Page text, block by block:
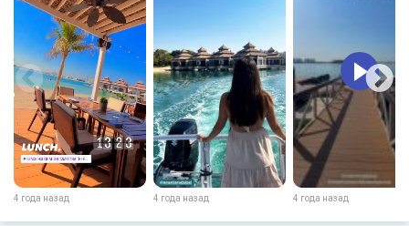
4 года назад 4 года назад 4 года назад